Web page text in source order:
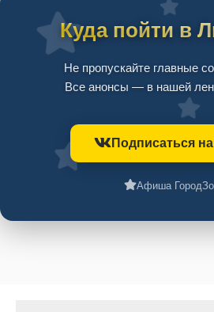
Куда пойти в
Не пропускайте главные
Все анонсы — в нашей
Подписаться
Афиша